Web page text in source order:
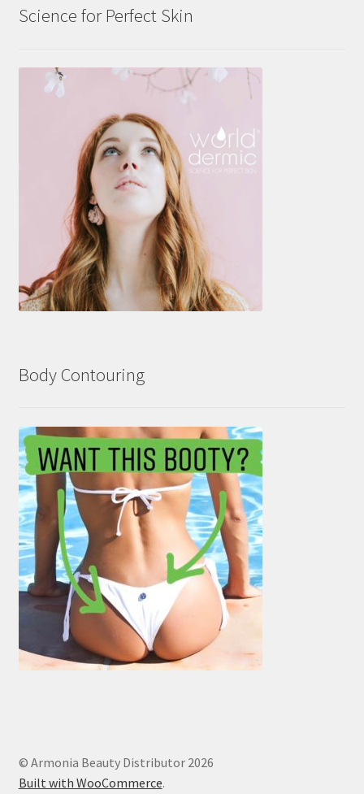
Science for Perfect Skin
Body Contouring
© Armonia Beauty Distributor 2026
Built with WooCommerce.